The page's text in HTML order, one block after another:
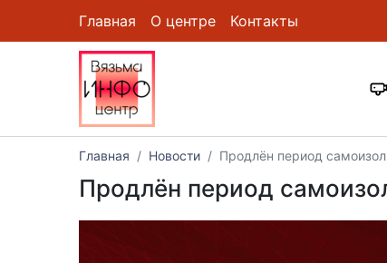
Главная О центре Контакты
Главная Новости Продлён период
Продлён период